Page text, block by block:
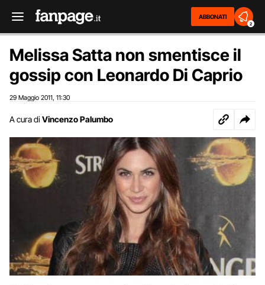
ABBONATI
2
Melissa Satta non smentisce il
gossip con Leonardo Di Caprio
29 Maggio 2011 11:30
A cura di Vincenzo Palumbo